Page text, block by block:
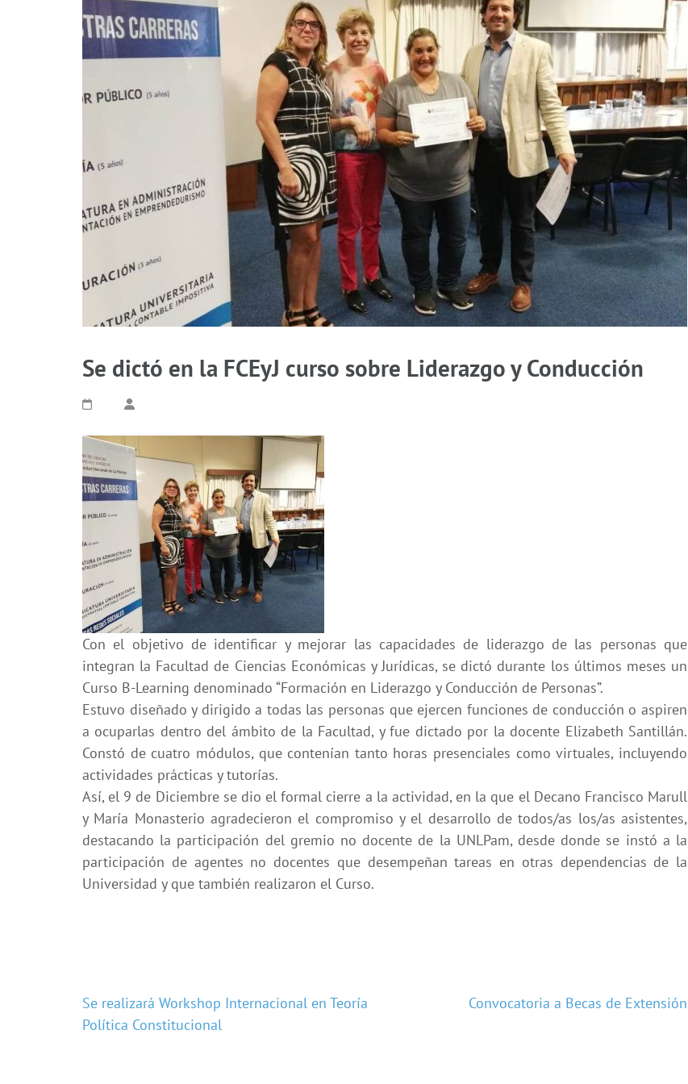
Se dictó en la FCEyJ curso sobre Liderazgo y Conducción
Con el objetivo de identificar y mejorar las capacidades de liderazgo de las personas que
integran la Facultad de Ciencias Económicas y Jurídicas, se dictó durante los últimos meses un
Curso B-Learning denominado “Formación en Liderazgo y Conducción de Personas”.
Estuvo diseñado y dirigido a todas las personas que ejercen funciones de conducción o aspiren
a ocuparlas dentro del ámbito de la Facultad, y fue dictado por la docente Elizabeth Santillán.
Constó de cuatro módulos, que contenían tanto horas presenciales como virtuales, incluyendo
actividades prácticas y tutorías.
Así, el 9 de Diciembre se dio el formal cierre a la actividad, en la que el Decano Francisco Marull
y María Monasterio agradecieron el compromiso y el desarrollo de todos/as los/as asistentes,
destacando la participación del gremio no docente de la UNLPam, desde donde se instó a la
participación de agentes no docentes que desempeñan tareas en otras dependencias de la
Universidad y que también realizaron el Curso.
Navegación
Se realizará Workshop Internacional en Teoría
Política Constitucional
Convocatoria a Becas de Extensión